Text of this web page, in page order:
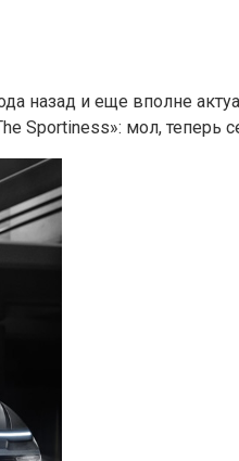
и еще вполне
Sportiness»: мол, теперь